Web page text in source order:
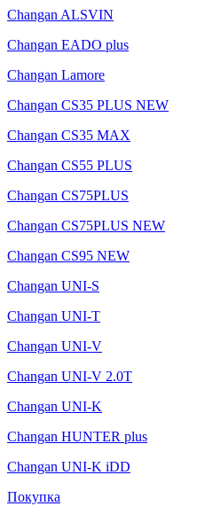
Changan ALSVIN
Changan EADO plus
Changan Lamore
Changan CS35 PLUS NEW
Changan CS35 MAX
Changan CS55 PLUS
Changan CS75PLUS
Changan CS75PLUS NEW
Changan CS95 NEW
Changan UNI-S
Changan UNI-T
Changan UNI-V
Changan UNI-V 2.0T
Changan UNI-K
Changan HUNTER plus
Changan UNI-K iDD
Покупка